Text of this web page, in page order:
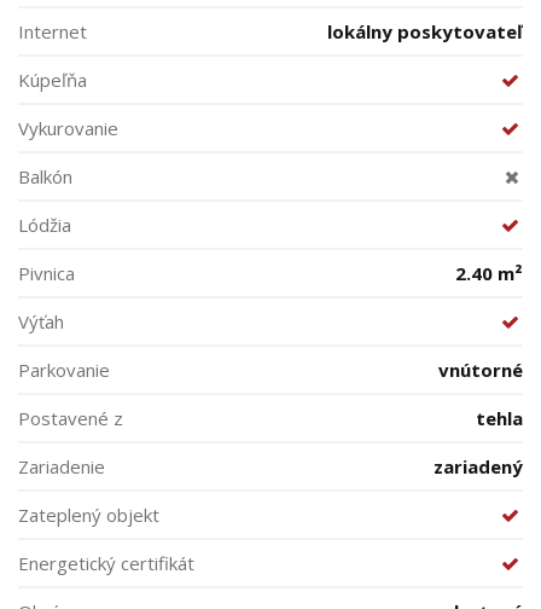
Internet
lokálny poskytovateľ
Kúpeľňa
Vykurovanie
Balkón
Lódžia
Pivnica
2.40 m²
Výťah
Parkovanie
vnútorné
Postavené z
tehla
Zariadenie
zariadený
Zateplený objekt
Energetický certifikát